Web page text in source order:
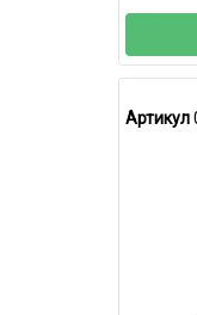
Артикул